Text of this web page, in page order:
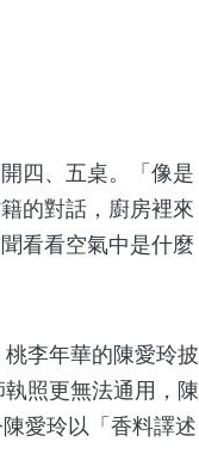
四、五桌。「像是
的對話，廚房裡來
看看空氣中是什麼
李年華的陳愛玲披
照更無法通用，陳
愛玲以「香料譯述